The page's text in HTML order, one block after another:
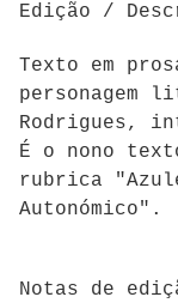
Edição /
Texto em
personagem
Rodrigues,
É o nono
rubrica
Autonómico".
Notas de